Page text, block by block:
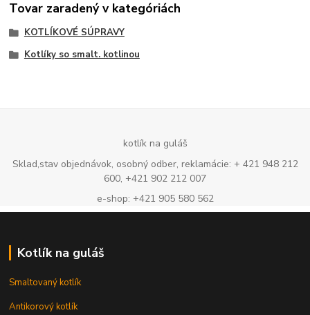
Tovar zaradený v kategóriách
KOTLÍKOVÉ SÚPRAVY
Kotlíky so smalt. kotlinou
kotlík na guláš
Sklad,stav objednávok, osobný odber, reklamácie: + 421 948 212
600, +421 902 212 007
e-shop: +421 905 580 562
Kotlík na guláš
Smaltovaný kotlík
Antikorový kotlík